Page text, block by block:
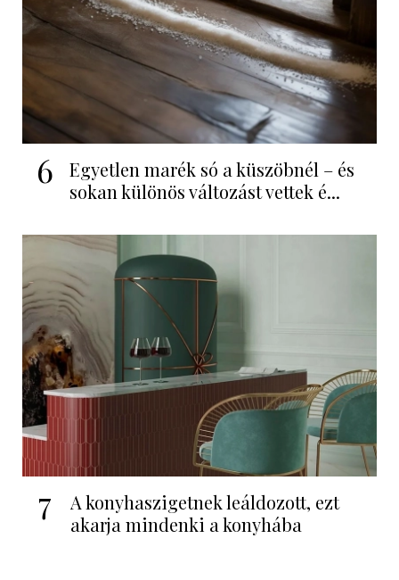
6
Egyetlen marék só a küszöbnél – és
sokan különös változást vettek é...
7
A konyhaszigetnek leáldozott, ezt
akarja mindenki a konyhába